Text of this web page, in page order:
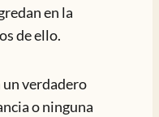
en la
de ello.
un verdadero
o ninguna